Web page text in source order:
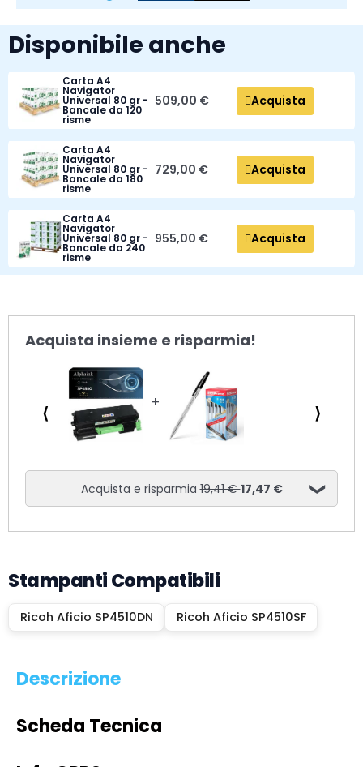
Disponibile anche
Carta A4
Navigator
Universal 80 gr -
Bancale da 120
risme
509,00 € Acquista
Carta A4
Navigator
Universal 80 gr -
Bancale da 180
risme
729,00 € Acquista
Carta A4
Navigator
Universal 80 gr -
Bancale da 240
risme
955,00 € Acquista
Acquista insieme e risparmia!
⟨ ⟩
Acquista e risparmia19,41 €17,47 €
Stampanti Compatibili
Ricoh Aficio SP4510DN Ricoh Aficio SP4510SF
Descrizione
Scheda Tecnica